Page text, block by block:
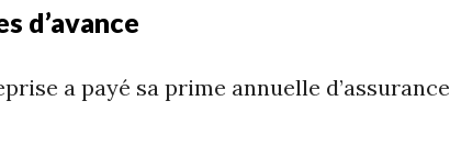
d’avance
a payé sa prime annuelle d’assurance